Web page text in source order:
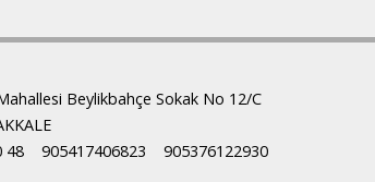
Beylikbahçe Sokak No 12/C
48
905417406823 905376122930